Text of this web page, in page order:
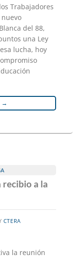
Trabajadores
del 88,
una Ley
lucha, hoy
→
recibio a la
CTERA
la reunión